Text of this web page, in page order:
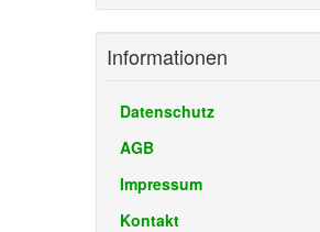
Informationen
Datenschutz
AGB
Impressum
Kontakt